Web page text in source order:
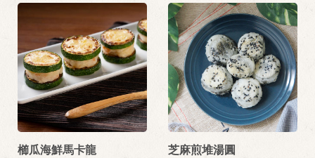
櫛瓜海鮮馬卡龍 芝麻煎堆湯圓